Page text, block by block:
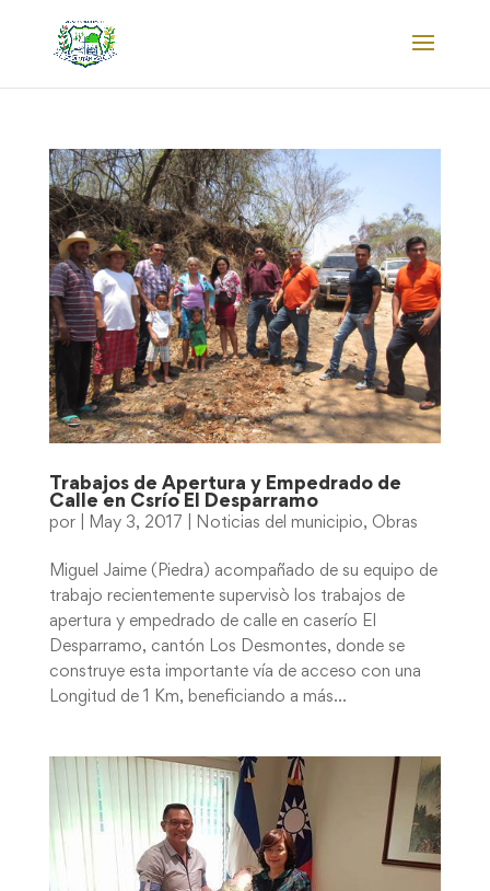
Trabajos de Apertura y Empedrado de
Calle en Csrío El Desparramo
por May 3, 2017 Noticias del municipio, Obras
Miguel Jaime (Piedra) acompañado de su equipo de
trabajo recientemente supervisò los trabajos de
apertura y empedrado de calle en caserío El
Desparramo, cantón Los Desmontes, donde se
construye esta importante vía de acceso con una
Longitud de 1 Km, beneficiando a más...